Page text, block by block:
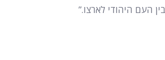
העם היהודי לארצו.”